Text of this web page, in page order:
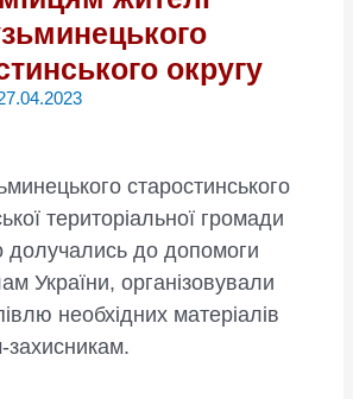
округу
старостинського
територіальної громади
долучались до допомоги
України, організовували
необхідних матеріалів